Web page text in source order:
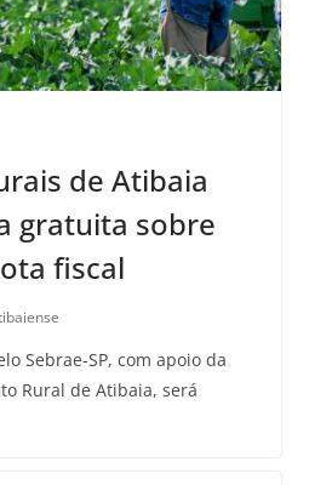
de Atibaia
gratuita sobre
fiscal
Sebrae-SP, com apoio da
Rural de Atibaia, será